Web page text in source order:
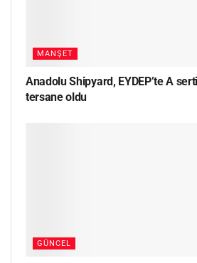
MANŞET
Anadolu Shipyard, EYDEP’te A
tersane oldu
GÜNCEL